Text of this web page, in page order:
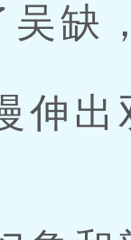
吴缺
出